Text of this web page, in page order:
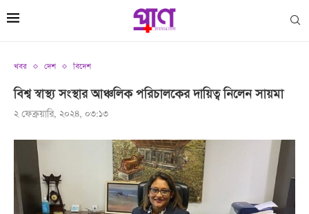
খবর দেশ বিদেশ
বিশ্ব স্বাস্থ্য সংস্থার আঞ্চলিক পরিচালকের দায়িত্ব নিলেন সায়মা
২ ফেব্রুয়ারি, ২০২৪, ০৩:১৩